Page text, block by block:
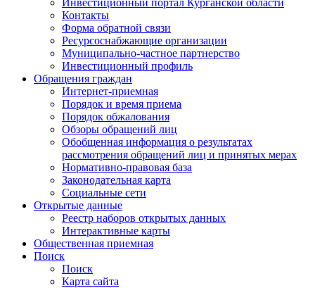
Инвестиционный портал Курганской области
Контакты
Форма обратной связи
Ресурсоснабжающие организации
Муниципально-частное партнерство
Инвестиционный профиль
Обращения граждан
Интернет-приемная
Порядок и время приема
Порядок обжалования
Обзоры обращений лиц
Обобщенная информация о результатах
рассмотрения обращений лиц и принятых мерах
Нормативно-правовая база
Законодательная карта
Социальные сети
Открытые данные
Реестр наборов открытых данных
Интерактивные карты
Общественная приемная
Поиск
Поиск
Карта сайта